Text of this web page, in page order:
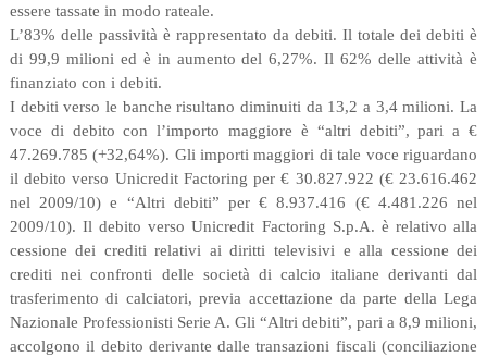
essere tassate in modo rateale.
L’83% delle passività è rappresentato da debiti. Il totale dei debiti è
di 99,9 milioni ed è in aumento del 6,27%. Il 62% delle attività è
finanziato con i debiti.
I debiti verso le banche risultano diminuiti da 13,2 a 3,4 milioni. La
voce di debito con l’importo maggiore è “altri debiti”, pari a €
47.269.785 (+32,64%). Gli importi maggiori di tale voce riguardano
il debito verso Unicredit Factoring per € 30.827.922 (€ 23.616.462
nel 2009/10) e “Altri debiti” per € 8.937.416 (€ 4.481.226 nel
2009/10). Il debito verso Unicredit Factoring S.p.A. è relativo alla
cessione dei crediti relativi ai diritti televisivi e alla cessione dei
crediti nei confronti delle società di calcio italiane derivanti dal
trasferimento di calciatori, previa accettazione da parte della Lega
Nazionale Professionisti Serie A. Gli “Altri debiti”, pari a 8,9 milioni,
accolgono il debito derivante dalle transazioni fiscali (conciliazione